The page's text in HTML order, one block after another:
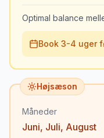
Optimal balance
Book 3-4 uger
Højsæson
Måneder
Juni, Juli, August